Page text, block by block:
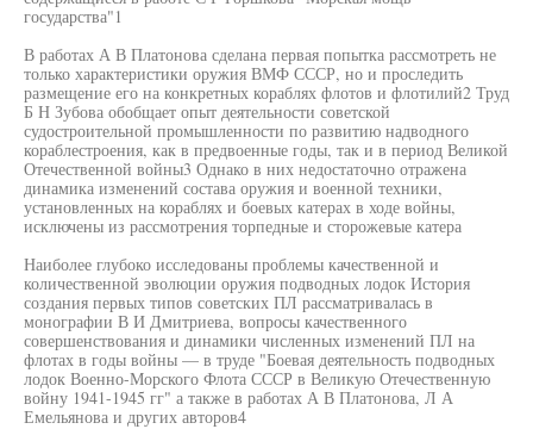
государства"1
В работах А В Платонова сделана первая попытка рассмотреть не
только характеристики оружия ВМФ СССР, но и проследить
размещение его на конкретных кораблях флотов и флотилий2 Труд
Б Н Зубова обобщает опыт деятельности советской
судостроительной промышленности по развитию надводного
кораблестроения, как в предвоенные годы, так и в период Великой
Отечественной войны3 Однако в них недостаточно отражена
динамика изменений состава оружия и военной техники,
установленных на кораблях и боевых катерах в ходе войны,
исключены из рассмотрения торпедные и сторожевые катера
Наиболее глубоко исследованы проблемы качественной и
количественной эволюции оружия подводных лодок История
создания первых типов советских ПЛ рассматривалась в
монографии В И Дмитриева, вопросы качественного
совершенствования и динамики численных изменений ПЛ на
флотах в годы войны — в труде "Боевая деятельность подводных
лодок Военно-Морского Флота СССР в Великую Отечественную
войну 1941-1945 гг" а также в работах А В Платонова, Л А
Емельянова и других авторов4